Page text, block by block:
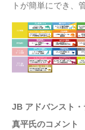
トが簡単にでき、
JB アドバンスト
真平氏のコメント